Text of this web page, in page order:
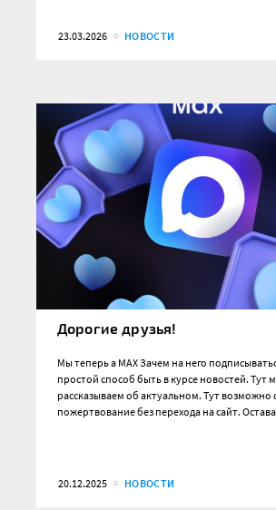
23.03.2026 НОВОСТИ
Дорогие друзья!
Мы теперь а MAX Зачем на него
простой способ быть в курсе новостей. Тут
рассказываем об актуальном. Тут возможно
пожертвование без перехода на сайт.
20.12.2025 НОВОСТИ